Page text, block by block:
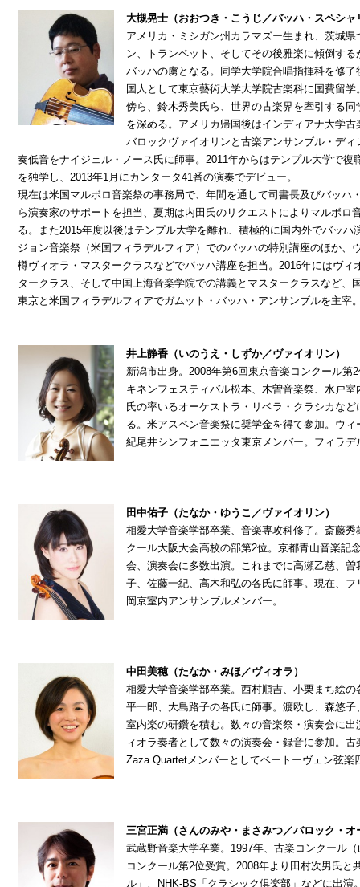
大槻晃士（おおつき・こうじ／バッハ・スペシ
アメリカ・ミシガン州カラマズー生まれ、茨城
ン、トランペット、そしてその後雅楽に傾倒す
バッハの虜となる。同学大学院合唱指揮科を修
国人として東京藝術大学大学院古楽科に国費留
傍ら、鈴木秀美氏ら、世界の古楽界を牽引する
を深める。アメリカ帰国後はインディアナ大学
バロックヴァイオリンと古楽アンサンブル・デ
奏低音をナイジェル・ノース氏に師事。2011年からはテンプル大学で
を独学し、2013年1月にカンタータ41番の演奏でデビュー。
現在は米国マルボロ音楽祭の事務局で、年間を通して司書長及びバッハ
ら演奏家のサポートを担当、夏期は内田氏のリクエストによりマルボロ
る。また2015年度以後はテンプル大学を離れ、積極的に国内外でバッ
ジョン音楽祭（米国フィラデルフィア）でのバッハの特別講座のほか、
樽ヴィオラ・マスタークラスなどでバッハ講座を担当。2016年にはヴ
タークラス、そして中国上海音楽学院での講義とマスタークラスなど、
東京と米国フィラデルフィアでガムット・バッハ・アンサンブルを主宰
井上静香（いのうえ・しずか／ヴァイオリン）
新潟市出身。2008年第6回東京音楽コンクール
キネンフェスティバル松本、木曽音楽祭、水戸
氏の率いるオーケストラ・リベラ・クラシカな
る。米アスペン音楽祭に奨学金を得て参加。ウ
紀尾井シンフォニエッタ東京メンバー。フィラデ
田中佑子（たなか・ゆうこ／ヴァイオリン）
相愛大学音楽学部卒業、音楽専攻科修了。斎藤
クール大阪大会高校の部第2位。京都青山音楽記
会、演奏会に多数出演。これまでに高瀬乙慈、
子、佐藤一紀、高木和弘の各氏に師事。現在、
岡京室内アンサンブルメンバー。
中田美穂（たなか・みほ／ヴィオラ）
相愛大学音楽学部卒業。西村順吉、小栗まち絵
平一郎、大島路子の各氏に師事。渡欧し、森悠
室内楽の研鑽を積む。数々の音楽祭・演奏会に
ィオラ奏者として数々の演奏会・録音に参加。
Zaza Quartetメンバーとしてベートーヴェン弦
三宮正満（さんのみや・まさみつ／バロック・オ
武蔵野音楽大学卒業。1997年、古楽コンクール
コンクール第2位受賞。2008年より田村次男氏
ル」、NHK-BS「クラシック倶楽部」などに出